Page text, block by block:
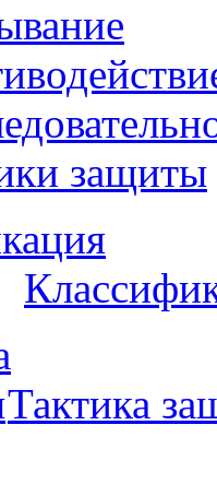
защиты
Тактика